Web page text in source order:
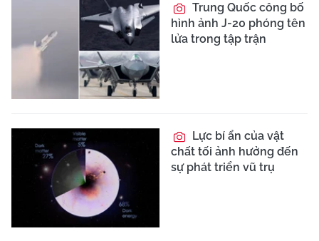
Trung Quốc công bố
hình ảnh J-20 phóng tên
lửa trong tập trận
Lực bí ẩn của vật
chất tối ảnh hưởng đến
sự phát triển vũ trụ